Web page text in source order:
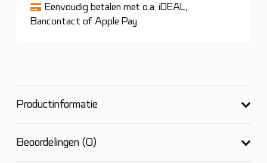
Eenvoudig betalen met o.a. iDEAL,
Bancontact of Apple Pay
Productinformatie
Beoordelingen (0)